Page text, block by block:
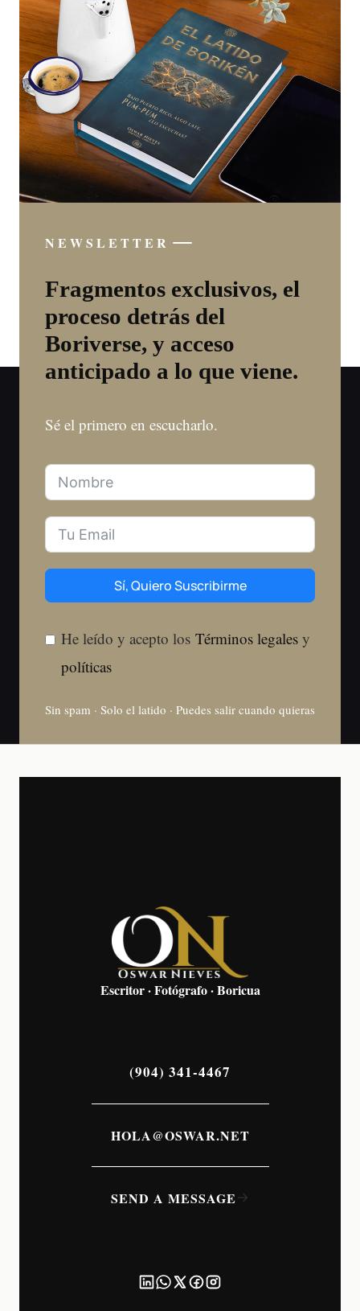
NEWSLETTER
Fragmentos exclusivos, el
proceso detrás del
Boriverse, y acceso
anticipado a lo que viene.
Sé el primero en escucharlo.
Sí, Quiero Suscribirme
He leído y acepto los Términos legales y
políticas
Sin spam · Solo el latido · Puedes salir cuando quieras
Escritor · Fotógrafo · Boricua
(904) 341-4467
HOLA@OSWAR.NET
SEND A MESSAGE